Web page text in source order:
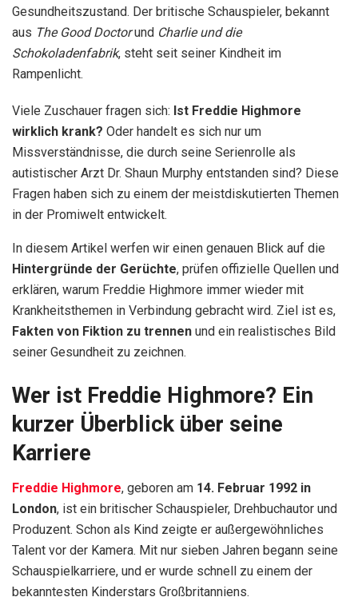
Gesundheitszustand. Der britische Schauspieler, bekannt
aus The Good Doctorund Charlie und die
Schokoladenfabrik, steht seit seiner Kindheit im
Rampenlicht.
Viele Zuschauer fragen sich: Ist Freddie Highmore
wirklich krank? Oder handelt es sich nur um
Missverständnisse, die durch seine Serienrolle als
autistischer Arzt Dr. Shaun Murphy entstanden sind? Diese
Fragen haben sich zu einem der meistdiskutierten Themen
in der Promiwelt entwickelt.
In diesem Artikel werfen wir einen genauen Blick auf die
Hintergründe der Gerüchte, prüfen offizielle Quellen und
erklären, warum Freddie Highmore immer wieder mit
Krankheitsthemen in Verbindung gebracht wird. Ziel ist es,
Fakten von Fiktion zu trennen und ein realistisches Bild
seiner Gesundheit zu zeichnen.
Wer ist Freddie Highmore? Ein
kurzer Überblick über seine
Karriere
Freddie Highmore, geboren am 14. Februar 1992 in
London, ist ein britischer Schauspieler, Drehbuchautor und
Produzent. Schon als Kind zeigte er außergewöhnliches
Talent vor der Kamera. Mit nur sieben Jahren begann seine
Schauspielkarriere, und er wurde schnell zu einem der
bekanntesten Kinderstars Großbritanniens.